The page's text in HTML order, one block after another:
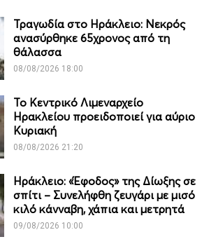
Τραγωδία στο Ηράκλειο: Νεκρός
ανασύρθηκε 65χρονος από τη
θάλασσα
08/08/2026 18:00
Το Κεντρικό Λιμεναρχείο
Ηρακλείου προειδοποιεί για αύριο
Κυριακή
08/08/2026 21:20
Ηράκλειο: «Έφοδος» της Δίωξης σε
σπίτι – Συνελήφθη ζευγάρι με μισό
κιλό κάνναβη, χάπια και μετρητά
09/08/2026 10:00